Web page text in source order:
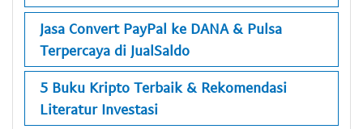
Jasa Convert PayPal ke DANA & Pulsa
Terpercaya di JualSaldo
5 Buku Kripto Terbaik & Rekomendasi
Literatur Investasi